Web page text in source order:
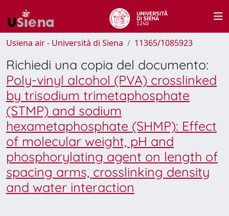
Usiena air - Università di Siena 11365/1085923
Richiedi una copia del documento:
Poly-vinyl alcohol (PVA) crosslinked
by trisodium trimetaphosphate
(STMP) and sodium
hexametaphosphate (SHMP): Effect
of molecular weight, pH and
phosphorylating agent on length of
spacing arms, crosslinking density
and water interaction